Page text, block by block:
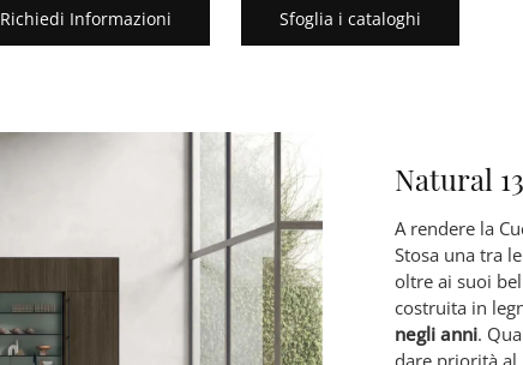
Richiedi Informazioni Sfoglia i cataloghi
Natural 13
A rendere la
Stosa una tra
oltre ai suoi
costruita in
negli anni.